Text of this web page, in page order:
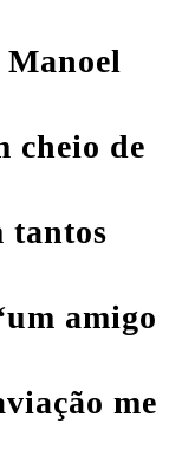
cheio de
tantos
amigo
me